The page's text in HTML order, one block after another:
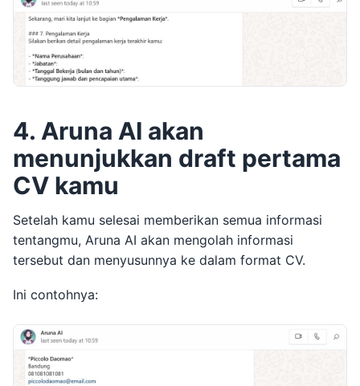
4. Aruna AI akan
menunjukkan draft pertama
CV kamu
Setelah kamu selesai memberikan semua informasi
tentangmu, Aruna AI akan mengolah informasi
tersebut dan menyusunnya ke dalam format CV.
Ini contohnya: